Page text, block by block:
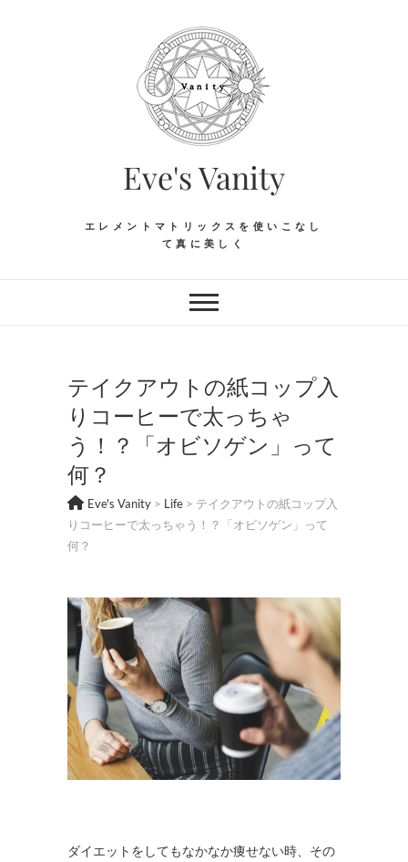
Eve's Vanity
エレメントマトリックスを使いこなし
て真に美しく
テイクアウトの紙コップ入
りコーヒーで太っちゃ
う！？「オビソゲン」って
何？
Eve's Vanity > Life > テイクアウトの紙コップ入
りコーヒーで太っちゃう！？「オビソゲン」って
何？
ダイエットをしてもなかなか痩せない時、その